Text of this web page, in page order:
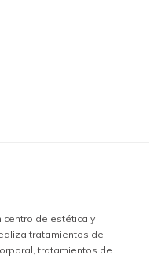
centro de estética y
tratamientos de
tratamientos de